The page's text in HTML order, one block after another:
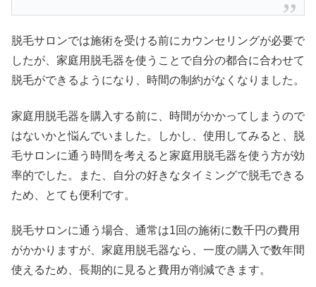
脱毛サロンでは施術を受ける前にカウンセリングが必要で
したが、家庭用脱毛器を使うことで自分の都合に合わせて
脱毛ができるようになり、時間の制約がなくなりました。
家庭用脱毛器を購入する前に、時間がかかってしまうので
はないかと悩んでいました。しかし、使用してみると、脱
毛サロンに通う時間を考えると家庭用脱毛器を使う方が効
率的でした。また、自分の好きなタイミングで脱毛できる
ため、とても便利です。
脱毛サロンに通う場合、通常は1回の施術に数千円の費用
がかかりますが、家庭用脱毛器なら、一度の購入で数年間
使えるため、長期的に見ると費用が削減できます。